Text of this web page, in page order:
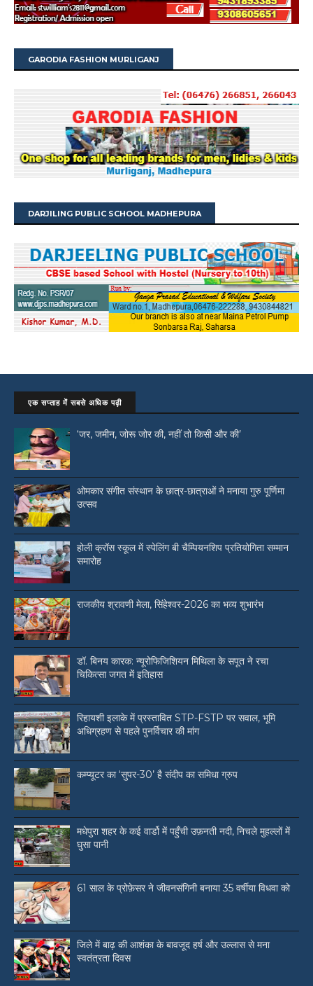
GARODIA FASHION MURLIGANJ
DARJILING PUBLIC SCHOOL MADHEPURA
एक सप्ताह में सबसे अधिक पढ़ी
‘जर, जमीन, जोरू जोर की, नहीं तो किसी और की’
ओमकार संगीत संस्थान के छात्र-छात्राओं ने मनाया गुरु पूर्णिमा
उत्सव
होली क्रॉस स्कूल में स्पेलिंग बी चैम्पियनशिप प्रतियोगिता सम्मान
समारोह
राजकीय श्रावणी मेला, सिंहेश्वर-2026 का भव्य शुभारंभ
डॉ. बिनय कारक: न्यूरोफिजिशियन मिथिला के सपूत ने रचा
चिकित्सा जगत में इतिहास
रिहायशी इलाके में प्रस्तावित STP-FSTP पर सवाल, भूमि
अधिग्रहण से पहले पुनर्विचार की मांग
कम्प्यूटर का ‘सुपर-30’ है संदीप का समिधा ग्रुप
मधेपुरा शहर के कई वार्डो में पहुँची उफ़नती नदी, निचले मुहल्लों में
घुसा पानी
61 साल के प्रोफ़ेसर ने जीवनसंगिनी बनाया 35 वर्षीया विधवा को
जिले में बाढ़ की आशंका के बावजूद हर्ष और उल्लास से मना
स्वतंत्रता दिवस